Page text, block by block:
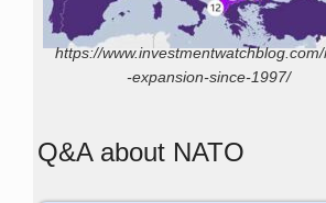
https://
-expansion-since-1997/
Q&A about NATO